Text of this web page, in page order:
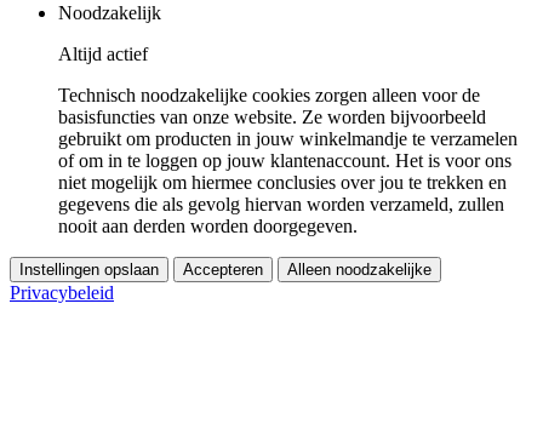
Noodzakelijk
Altijd actief
Technisch noodzakelijke cookies zorgen alleen voor de
basisfuncties van onze website. Ze worden bijvoorbeeld
gebruikt om producten in jouw winkelmandje te verzamelen
of om in te loggen op jouw klantenaccount. Het is voor ons
niet mogelijk om hiermee conclusies over jou te trekken en
gegevens die als gevolg hiervan worden verzameld, zullen
nooit aan derden worden doorgegeven.
Instellingen opslaan Accepteren Alleen noodzakelijke
Privacybeleid